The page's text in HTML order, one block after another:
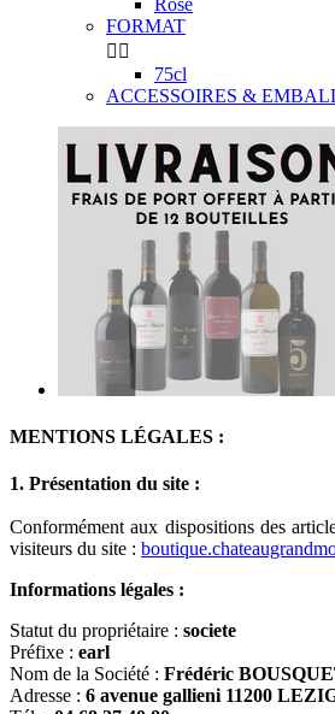
FORMAT
 
75cl
ACCESSOIRES &
MENTIONS LÉGALES :
1. Présentation du site :
Conformément aux dispositions des
visiteurs du site :
Informations légales :
Statut du propriétaire : societe
Préfixe : earl
Nom de la Société : Frédéric
Adresse : 6 avenue gallieni 11200